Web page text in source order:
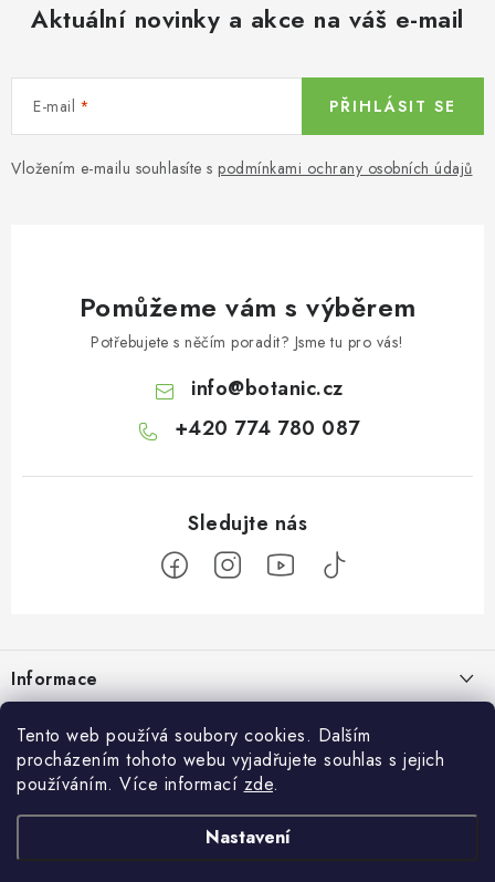
Tento web používá soubory cookies. Dalším
procházením tohoto webu vyjadřujete souhlas s jejich
používáním. Více informací zde.
Nastavení
Aktuální novinky a akce na váš e-mail
E-mail
Vložením e-mailu souhlasíte s podmínkami ochrany osobních údajů
PŘIHLÁSIT SE
Pomůžeme vám s výběrem
Potřebujete s něčím poradit? Jsme tu pro vás!
info@botanic.cz
+420 774 780 087
p
a
Informace
Velkoobchod
Botanic
Blog
Projekt Botanic pomáhá
O nás
Blog Botanic – průvodce světem bylin, vitamínů a
doplňků stravy
Jak užívat jablečný ocet: tekutý, kapsle nebo gumové bonbony?